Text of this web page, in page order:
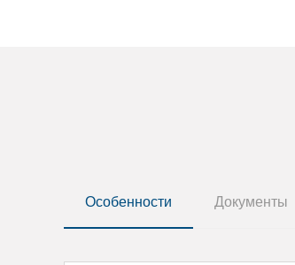
Особенности Документы